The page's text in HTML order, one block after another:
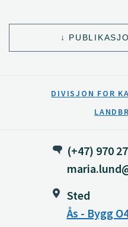
DIVISJON FOR
(+47) 970
Sted
Ås - Bygg